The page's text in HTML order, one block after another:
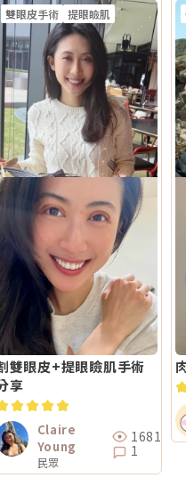
雙眼皮手術 提眼瞼肌
雙眼皮+提眼瞼肌手術
享
Claire
Young
民眾
1681
1